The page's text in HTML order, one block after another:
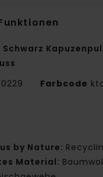
Schwarz
Farbcode
by Nature:
Material: